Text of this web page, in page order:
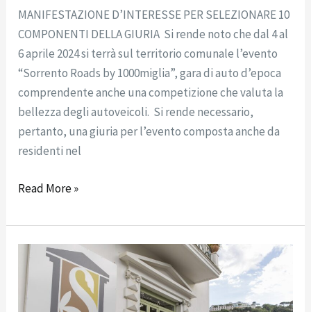
MANIFESTAZIONE D’INTERESSE PER SELEZIONARE 10
COMPONENTI DELLA GIURIA Si rende noto che dal 4 al
6 aprile 2024 si terrà sul territorio comunale l’evento
“Sorrento Roads by 1000miglia”, gara di auto d’epoca
comprendente anche una competizione che valuta la
bellezza degli autoveicoli. Si rende necessario,
pertanto, una giuria per l’evento composta anche da
residenti nel
–
PREMIO
CITTÀ
DI
SORRENTO”
Read More »
BILANCI
FONDAZIONE
SORRENTO